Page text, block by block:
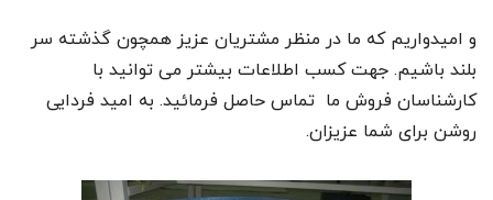
و امیدواریم که ما در منظر مشتریان عزیز همچون گذشته سر
بلند باشیم. جهت کسب اطلاعات بیشتر می توانید با
کارشناسان فروش ما تماس حاصل فرمائید. به امید فردایی
روشن برای شما عزیزان.